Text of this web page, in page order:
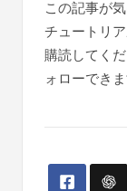
この記事が
チュートリア
購読してくだ
ォローできま